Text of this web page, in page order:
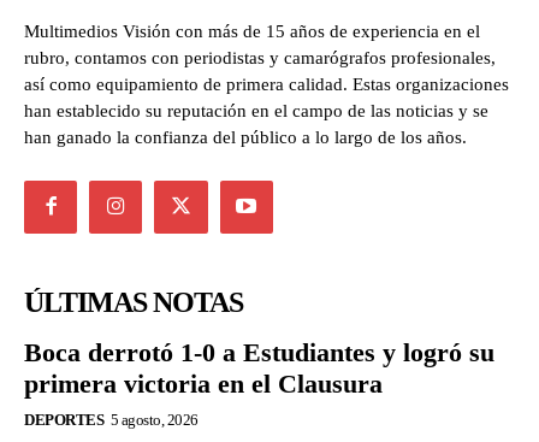
Multimedios Visión con más de 15 años de experiencia en el
rubro, contamos con periodistas y camarógrafos profesionales,
así como equipamiento de primera calidad. Estas organizaciones
han establecido su reputación en el campo de las noticias y se
han ganado la confianza del público a lo largo de los años.
ÚLTIMAS NOTAS
Boca derrotó 1-0 a Estudiantes y logró su
primera victoria en el Clausura
DEPORTES 5 agosto, 2026